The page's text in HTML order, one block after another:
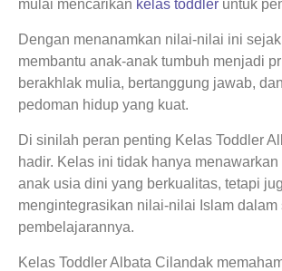
mulai mencarikan kelas toddler untuk
Dengan menanamkan nilai-nilai ini
membantu anak-anak tumbuh menjadi
berakhlak mulia, bertanggung jawab,
pedoman hidup yang kuat.
Di sinilah peran penting Kelas Toddler
hadir. Kelas ini tidak hanya
anak usia dini yang berkualitas, tetapi
mengintegrasikan nilai-nilai Islam dalam
pembelajarannya.
Kelas Toddler Albata Cilandak